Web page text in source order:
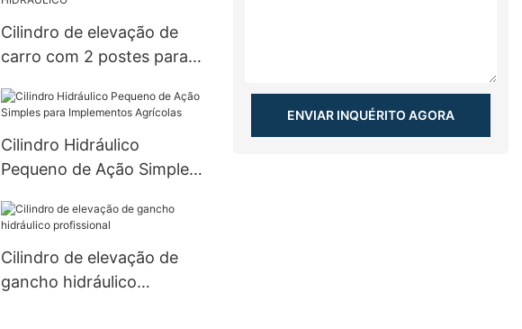
Cilindro de elevação de
carro com 2 postes para
HIDRÁULICO
Cilindro Hidráulico
Pequeno de Ação Simples
Agrícolas
Cilindro de elevação de
gancho hidráulico
ENVIAR INQUÉRITO AGORA